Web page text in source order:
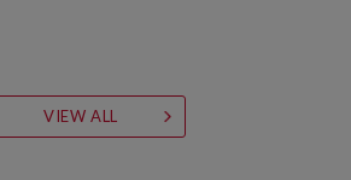
VIEW ALL